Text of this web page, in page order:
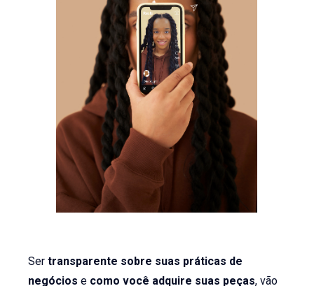
Sertransparente sobre suas práticas de
negócios e como você adquire suas peças, vão